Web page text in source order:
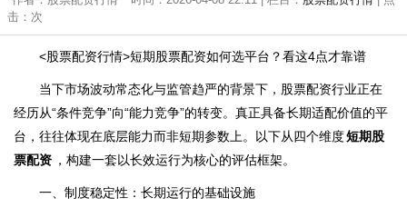
击： 次
<股票配资行情>短期股票配资如何选平台？看这4点才靠谱
当下市场波动常态化与监管趋严的背景下，股票配资行业正在
经历从“条件竞争”向“能力竞争”的转变。真正具备长期适配价值的平
台，往往体现在底层能力而非短期参数上。以下从四个维度短期股
票配资 ，构建一套以长效运行为核心的评估框架。
一、制度稳定性：长期运行的基础设施